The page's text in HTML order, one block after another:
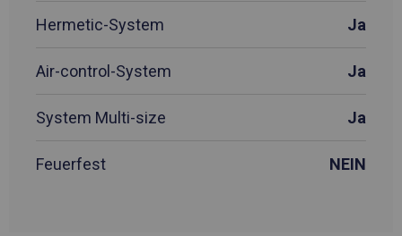
Hermetic-System Ja
Air-control-System Ja
System Multi-size Ja
Feuerfest NEIN